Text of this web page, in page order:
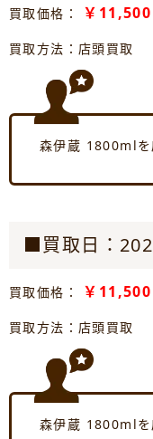
買取価格： ￥11,500
買取方法：店頭買取
森伊蔵 1800mlを
■買取日：
買取価格： ￥11,500
買取方法：店頭買取
森伊蔵 1800mlを